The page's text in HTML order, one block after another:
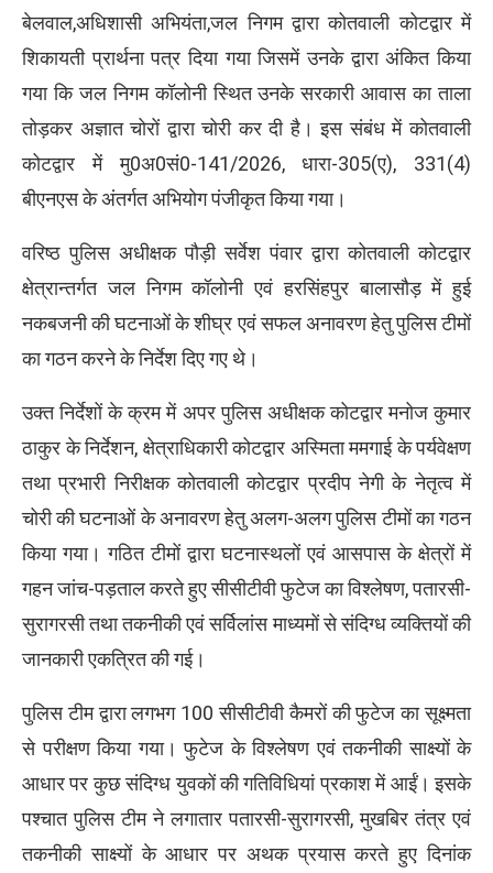
बेलवाल,अधिशासी अभियंता,जल निगम द्वारा कोतवाली कोटद्वार में
शिकायती प्रार्थना पत्र दिया गया जिसमें उनके द्वारा अंकित किया
गया कि जल निगम कॉलोनी स्थित उनके सरकारी आवास का ताला
तोड़कर अज्ञात चोरों द्वारा चोरी कर दी है। इस संबंध में कोतवाली
कोटद्वार में मु0अ0सं0-141/2026, धारा-305(ए), 331(4)
बीएनएस के अंतर्गत अभियोग पंजीकृत किया गया।
वरिष्ठ पुलिस अधीक्षक पौड़ी सर्वेश पंवार द्वारा कोतवाली कोटद्वार
क्षेत्रान्तर्गत जल निगम कॉलोनी एवं हरसिंहपुर बालासौड़ में हुई
नकबजनी की घटनाओं के शीघ्र एवं सफल अनावरण हेतु पुलिस टीमों
का गठन करने के निर्देश दिए गए थे।
उक्त निर्देशों के क्रम में अपर पुलिस अधीक्षक कोटद्वार मनोज कुमार
ठाकुर के निर्देशन, क्षेत्राधिकारी कोटद्वार अस्मिता ममगाई के पर्यवेक्षण
तथा प्रभारी निरीक्षक कोतवाली कोटद्वार प्रदीप नेगी के नेतृत्व में
चोरी की घटनाओं के अनावरण हेतु अलग-अलग पुलिस टीमों का गठन
किया गया। गठित टीमों द्वारा घटनास्थलों एवं आसपास के क्षेत्रों में
गहन जांच-पड़ताल करते हुए सीसीटीवी फुटेज का विश्लेषण, पतारसी-
सुरागरसी तथा तकनीकी एवं सर्विलांस माध्यमों से संदिग्ध व्यक्तियों की
जानकारी एकत्रित की गई।
पुलिस टीम द्वारा लगभग 100 सीसीटीवी कैमरों की फुटेज का सूक्ष्मता
से परीक्षण किया गया। फुटेज के विश्लेषण एवं तकनीकी साक्ष्यों के
आधार पर कुछ संदिग्ध युवकों की गतिविधियां प्रकाश में आईं। इसके
पश्चात पुलिस टीम ने लगातार पतारसी-सुरागरसी, मुखबिर तंत्र एवं
तकनीकी साक्ष्यों के आधार पर अथक प्रयास करते हुए दिनांक